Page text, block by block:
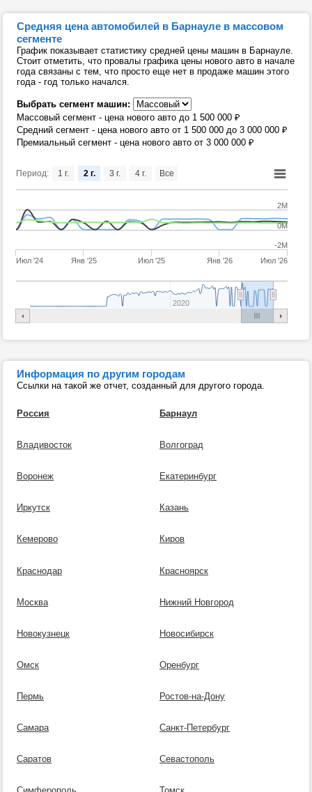
Средняя цена автомобилей в Барнауле в массовом
сегменте
График показывает статистику средней цены машин в Барнауле.
Стоит отметить, что провалы графика цены нового авто в начале
года связаны с тем, что просто еще нет в продаже машин этого
года - год только начался.
Выбрать сегмент машин:
Массовый сегмент - цена нового авто до 1 500 000 ₽
Средний сегмент - цена нового авто от 1 500 000 до 3 000 000 ₽
Премиальный сегмент - цена нового авто от 3 000 000 ₽
Период:
Июл '24 Янв '25 Июл '25 Янв '26 Июл '26
2020
0M
2M
-2M
1 г. 2 г. 3 г. 4 г. Все
Информация по другим городам
Ссылки на такой же отчет, созданный для другого города.
Россия Барнаул
Владивосток Волгоград
Воронеж Екатеринбург
Иркутск Казань
Кемерово Киров
Краснодар Красноярск
Москва Нижний Новгород
Новокузнецк Новосибирск
Омск Оренбург
Пермь Ростов-на-Дону
Самара Санкт-Петербург
Саратов Севастополь